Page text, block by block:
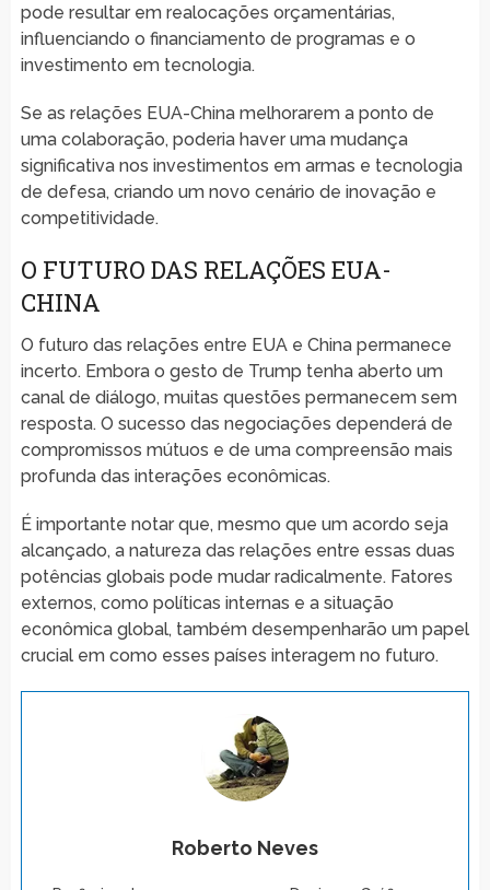
pode resultar em realocações orçamentárias,
influenciando o financiamento de programas e o
investimento em tecnologia.
Se as relações EUA-China melhorarem a ponto de
uma colaboração, poderia haver uma mudança
significativa nos investimentos em armas e tecnologia
de defesa, criando um novo cenário de inovação e
competitividade.
O FUTURO DAS RELAÇÕES EUA-
CHINA
O futuro das relações entre EUA e China permanece
incerto. Embora o gesto de Trump tenha aberto um
canal de diálogo, muitas questões permanecem sem
resposta. O sucesso das negociações dependerá de
compromissos mútuos e de uma compreensão mais
profunda das interações econômicas.
É importante notar que, mesmo que um acordo seja
alcançado, a natureza das relações entre essas duas
potências globais pode mudar radicalmente. Fatores
externos, como políticas internas e a situação
econômica global, também desempenharão um papel
crucial em como esses países interagem no futuro.
Roberto Neves